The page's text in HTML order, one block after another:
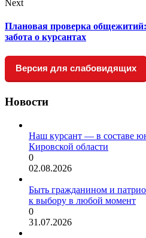
Next
Плановая проверка
забота о курсантах
Версия для слабовидящих
Новости
Наш курсант — в составе
Кировской области
0
02.08.2026
Быть гражданином и
к выбору в любой момент
0
31.07.2026